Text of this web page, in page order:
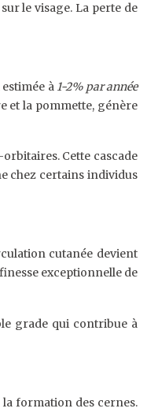
le visage. La perte de
à 1-2% par année
et la pommette, génère
Cette cascade
chez certains individus
cutanée devient
exceptionnelle de
grade qui contribue à
formation des cernes.